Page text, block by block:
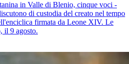
in Valle di Blenio, cinque voci -
di custodia del creato nel tempo
firmata da Leone XIV. Le
il 9 agosto.